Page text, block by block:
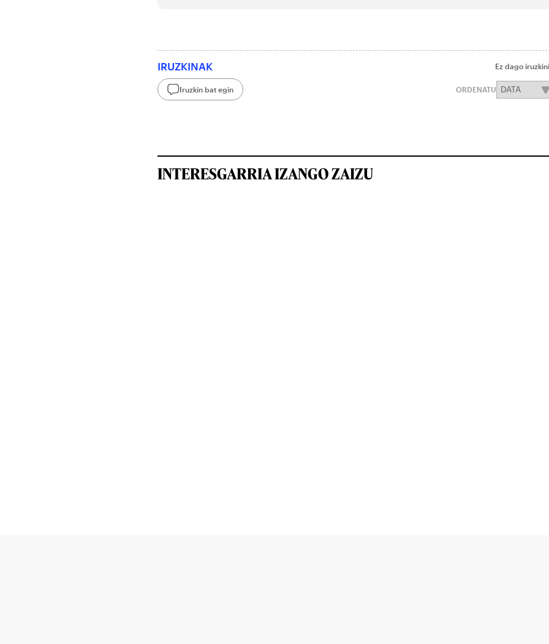
IRUZKINAK Ez dago
Iruzkin bat egin ORDENATU
INTERESGARRIA IZANGO ZAIZU